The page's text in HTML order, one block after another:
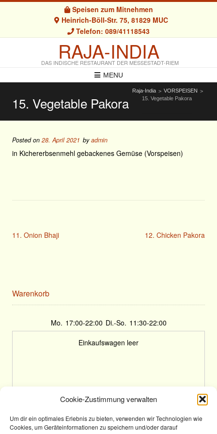
Cookie-Zustimmung verwalten
Um dir ein optimales Erlebnis zu bieten, verwenden wir Technologien wie
Cookies, um Geräteinformationen zu speichern und/oder darauf
Speisen zum Mitnehmen
Heinrich-Böll-Str. 75, 81829 MUC
Telefon: 089/41118543
RAJA-INDIA
DAS INDISCHE RESTAURANT DER MESSESTADT-RIEM
MENU
15. Vegetable Pakora
Raja-India > VORSPEISEN >
15. Vegetable Pakora
Posted on 28. April 2021 byadmin
in Kichererbsenmehl gebackenes Gemüse (Vorspeisen)
11. Onion Bhaji 12. Chicken Pakora
Warenkorb
Mo. 17:00-22:00 Di.-So. 11:30-22:00
Einkaufswagen leer